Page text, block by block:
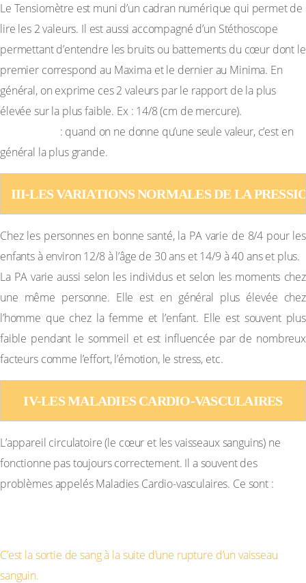
Le Tensiomètre est muni d’un cadran numérique qui permet de
lire les 2 valeurs. Il est aussi accompagné d’un Stéthoscope
permettant d’entendre les bruits ou battements du cœur dont le
premier correspond au Maxima et le dernier au Minima. En
général, on exprime ces 2 valeurs par le rapport de la plus
élevée sur la plus faible. Ex : 14/8 (cm de mercure).
: quand on ne donne qu’une seule valeur, c’est en
général la plus grande.
III-LES VARIATIONS NORMALES DE LA
Chez les personnes en bonne santé, la PA varie de 8/4 pour les
enfants à environ 12/8 à l’âge de 30 ans et 14/9 à 40 ans et plus.
La PA varie aussi selon les individus et selon les moments chez
une même personne. Elle est en général plus élevée chez
l’homme que chez la femme et l’enfant. Elle est souvent plus
faible pendant le sommeil et est influencée par de nombreux
facteurs comme l’effort, l’émotion, le stress, etc.
IV-LES MALADIES CARDIO-VASCULAIRES
L’appareil circulatoire (le cœur et les vaisseaux sanguins) ne
fonctionne pas toujours correctement. Il a souvent des
problèmes appelés Maladies Cardio-vasculaires. Ce sont :
C’est la sortie de sang à la suite d’une rupture d’un vaisseau
sanguin.